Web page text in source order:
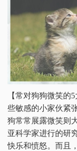
【常对狗狗微笑的
些敏感的小家伙紧
狗常常展露微笑则
亚科学家进行的研
快乐和愤怒。而且